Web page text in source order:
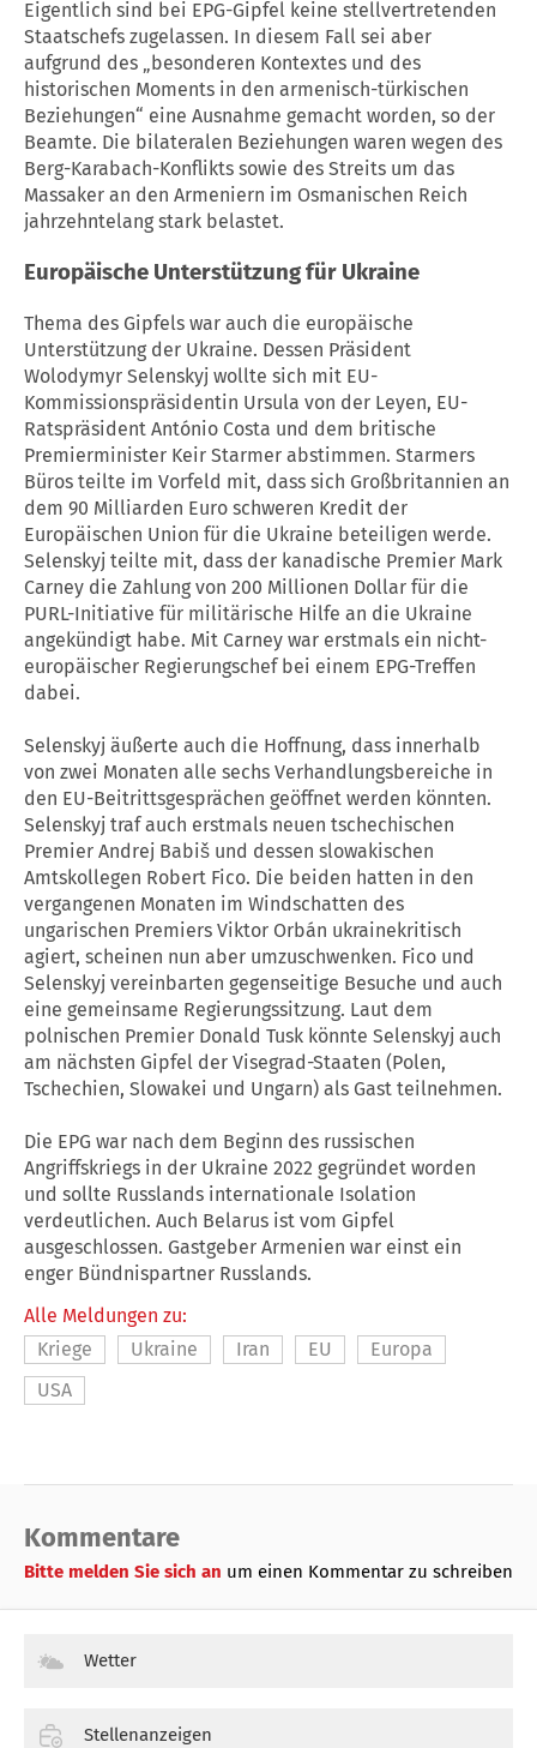
Eigentlich sind bei EPG-Gipfel keine stellvertretenden
Staatschefs zugelassen. In diesem Fall sei aber
aufgrund des „besonderen Kontextes und des
historischen Moments in den armenisch-türkischen
Beziehungen“ eine Ausnahme gemacht worden, so der
Beamte. Die bilateralen Beziehungen waren wegen des
Berg-Karabach-Konflikts sowie des Streits um das
Massaker an den Armeniern im Osmanischen Reich
jahrzehntelang stark belastet.
Europäische Unterstützung für Ukraine
Thema des Gipfels war auch die europäische
Unterstützung der Ukraine. Dessen Präsident
Wolodymyr Selenskyj wollte sich mit EU-
Kommissionspräsidentin Ursula von der Leyen, EU-
Ratspräsident António Costa und dem britische
Premierminister Keir Starmer abstimmen. Starmers
Büros teilte im Vorfeld mit, dass sich Großbritannien an
dem 90 Milliarden Euro schweren Kredit der
Europäischen Union für die Ukraine beteiligen werde.
Selenskyj teilte mit, dass der kanadische Premier Mark
Carney die Zahlung von 200 Millionen Dollar für die
PURL-Initiative für militärische Hilfe an die Ukraine
angekündigt habe. Mit Carney war erstmals ein nicht-
europäischer Regierungschef bei einem EPG-Treffen
dabei.
Selenskyj äußerte auch die Hoffnung, dass innerhalb
von zwei Monaten alle sechs Verhandlungsbereiche in
den EU-Beitrittsgesprächen geöffnet werden könnten.
Selenskyj traf auch erstmals neuen tschechischen
Premier Andrej Babiš und dessen slowakischen
Amtskollegen Robert Fico. Die beiden hatten in den
vergangenen Monaten im Windschatten des
ungarischen Premiers Viktor Orbán ukrainekritisch
agiert, scheinen nun aber umzuschwenken. Fico und
Selenskyj vereinbarten gegenseitige Besuche und auch
eine gemeinsame Regierungssitzung. Laut dem
polnischen Premier Donald Tusk könnte Selenskyj auch
am nächsten Gipfel der Visegrad-Staaten (Polen,
Tschechien, Slowakei und Ungarn) als Gast teilnehmen.
Die EPG war nach dem Beginn des russischen
Angriffskriegs in der Ukraine 2022 gegründet worden
und sollte Russlands internationale Isolation
verdeutlichen. Auch Belarus ist vom Gipfel
ausgeschlossen. Gastgeber Armenien war einst ein
enger Bündnispartner Russlands.
Alle Meldungen zu:
Kriege
Ukraine Iran EU
Europa
USA
Kommentare
Bitte melden Sie sich an um einen Kommentar zu schreiben
Wetter
Stellenanzeigen